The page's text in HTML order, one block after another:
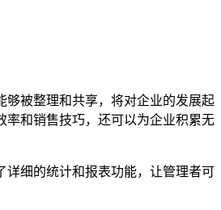
够被整理和共享，将对企业的发展起
率和销售技巧，还可以为企业积累无
详细的统计和报表功能，让管理者可